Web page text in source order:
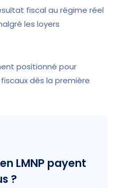
fiscal au régime réel
les loyers
positionné pour
dès la première
LMNP payent
?